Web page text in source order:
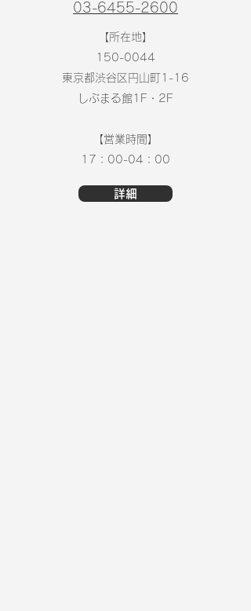
03-6455-2600
【所在地】
150-0044
東京都渋谷区円山町1-16
しぶまる館1F・2F
【営業時間】
17：00-04：00
詳細